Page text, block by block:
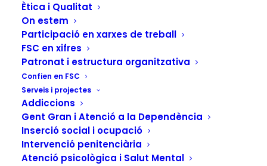
Ètica i Qualitat
On estem
Participació en xarxes de treball
FSC en xifres
Patronat i estructura organitzativa
Confien en FSC
Serveis i projectes
Addiccions
Gent Gran i Atenció a la Dependència
Inserció social i ocupació
Intervenció penitenciària
Atenció psicològica i Salut Mental
Sensibilització
comunitària sobre
drets
sexuals/reproductius
i violències de
gènere a Dakar